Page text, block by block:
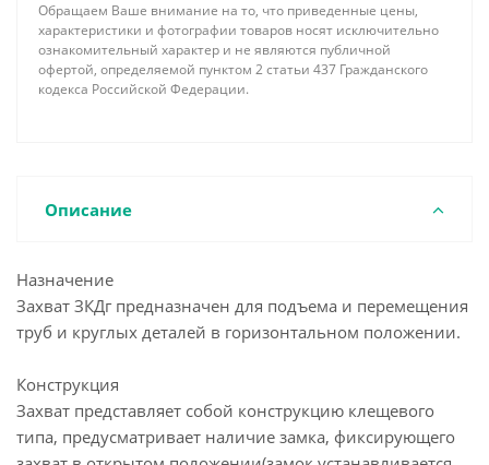
Обращаем Ваше внимание на то, что приведенные цены,
характеристики и фотографии товаров носят исключительно
ознакомительный характер и не являются публичной
офертой, определяемой пунктом 2 статьи 437 Гражданского
кодекса Российской Федерации.
Описание
Назначение
Захват ЗКДг предназначен для подъема и перемещения
труб и круглых деталей в горизонтальном положении.
Конструкция
Захват представляет собой конструкцию клещевого
типа, предусматривает наличие замка, фиксирующего